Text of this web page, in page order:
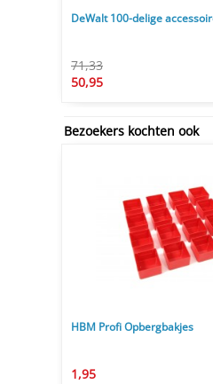
DeWalt 100-delige
71,33
50,95
Bezoekers kochten ook
HBM Profi Opbergbakjes
1,95